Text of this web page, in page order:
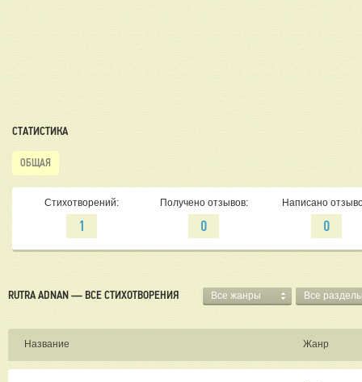
СТАТИСТИКА
ОБЩАЯ
Стихотворений:
1
Получено отзывов:
0
Написано
0
RUTRA ADNAN — ВСЕ СТИХОТВОРЕНИЯ Все жанры Все
Название Жанр